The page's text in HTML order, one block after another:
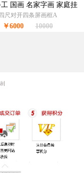
国画 名家字画 家庭挂
办公室挂画（一）
四尺对开四条屏画框A
￥6000 10000